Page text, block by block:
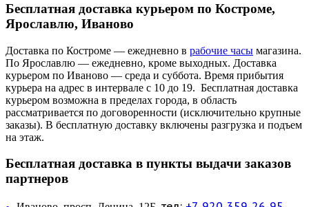
Бесплатная доставка курьером по Костроме,
Ярославлю, Иваново
Доставка по Костроме — ежедневно в рабочие часы магазина.
По Ярославлю — ежедневно, кроме выходных. Доставка
курьером по Иваново — среда и суббота. Время прибытия
курьера на адрес в интервале с 10 до 19. Бесплатная доставка
курьером возможна в пределах города, в область
рассматривается по договоренности (исключительно крупные
заказы). В бесплатную доставку включены разгрузка и подъем
на этаж.
Бесплатная доставка в пункты выдачи заказов
партнеров